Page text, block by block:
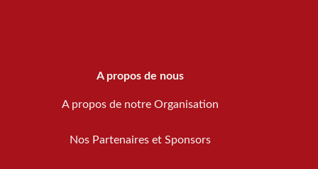
A propos de nous
A propos de notre Organisation
Nos Partenaires et Sponsors